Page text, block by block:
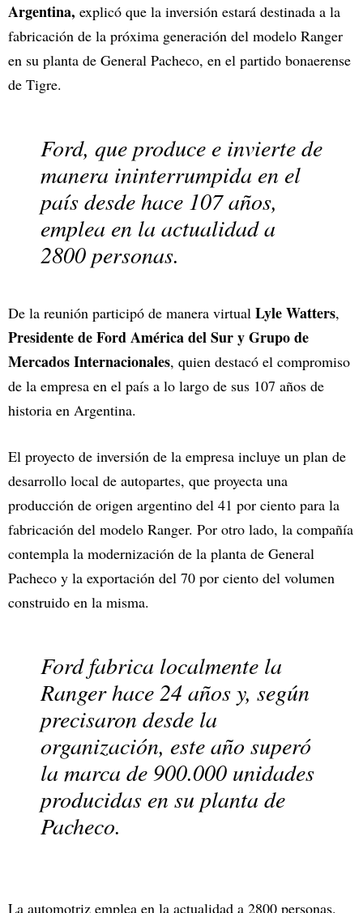
Argentina, explicó que la inversión estará destinada a la
fabricación de la próxima generación del modelo Ranger
en su planta de General Pacheco, en el partido bonaerense
de Tigre.
Ford, que produce e invierte de
manera ininterrumpida en el
país desde hace 107 años,
emplea en la actualidad a
2800 personas.
De la reunión participó de manera virtual Lyle Watters,
Presidente de Ford América del Sur y Grupo de
Mercados Internacionales, quien destacó el compromiso
de la empresa en el país a lo largo de sus 107 años de
historia en Argentina.
El proyecto de inversión de la empresa incluye un plan de
desarrollo local de autopartes, que proyecta una
producción de origen argentino del 41 por ciento para la
fabricación del modelo Ranger. Por otro lado, la compañía
contempla la modernización de la planta de General
Pacheco y la exportación del 70 por ciento del volumen
construido en la misma.
Ford fabrica localmente la
Ranger hace 24 años y, según
precisaron desde la
organización, este año superó
la marca de 900.000 unidades
producidas en su planta de
Pacheco.
La automotriz emplea en la actualidad a 2800 personas.